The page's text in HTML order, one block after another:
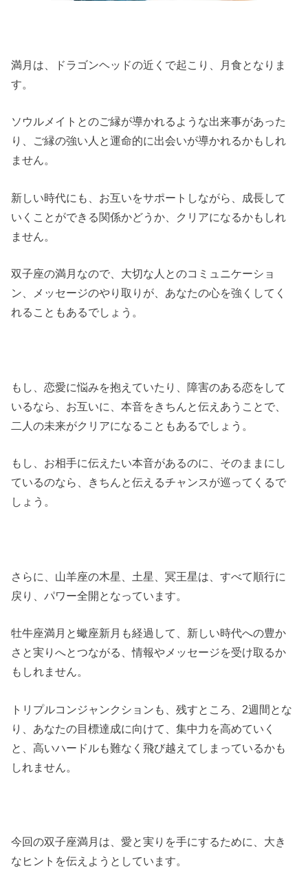
満月は、ドラゴンヘッドの近くで起こり、月食となりま
す。
ソウルメイトとのご縁が導かれるような出来事があった
り、ご縁の強い人と運命的に出会いが導かれるかもしれ
ません。
新しい時代にも、お互いをサポートしながら、成長して
いくことができる関係かどうか、クリアになるかもしれ
ません。
双子座の満月なので、大切な人とのコミュニケーショ
ン、メッセージのやり取りが、あなたの心を強くしてく
れることもあるでしょう。
もし、恋愛に悩みを抱えていたり、障害のある恋をして
いるなら、お互いに、本音をきちんと伝えあうことで、
二人の未来がクリアになることもあるでしょう。
もし、お相手に伝えたい本音があるのに、そのままにし
ているのなら、きちんと伝えるチャンスが巡ってくるで
しょう。
さらに、山羊座の木星、土星、冥王星は、すべて順行に
戻り、パワー全開となっています。
牡牛座満月と蠍座新月も経過して、新しい時代への豊か
さと実りへとつながる、情報やメッセージを受け取るか
もしれません。
トリプルコンジャンクションも、残すところ、2週間とな
り、あなたの目標達成に向けて、集中力を高めていく
と、高いハードルも難なく飛び越えてしまっているかも
しれません。
今回の双子座満月は、愛と実りを手にするために、大き
なヒントを伝えようとしています。